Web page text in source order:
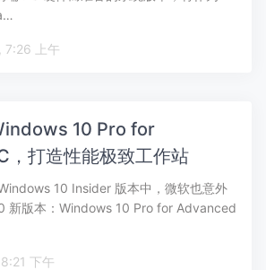
2017 年 8 月 11 日, 7:26 上午
10 Pro for
打造性能极致工作站
10 Insider 版本中，微软也意外
新版本：Windows 10 Pro for Advanced
2017 年 6 月 5 日, 8:21 下午